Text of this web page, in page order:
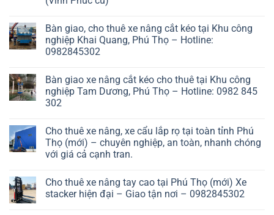
Bàn giao, cho thuê xe nâng cắt kéo tại Khu công
nghiệp Khai Quang, Phú Thọ – Hotline:
0982845302
Bàn giao xe nâng cắt kéo cho thuê tại Khu công
nghiệp Tam Dương, Phú Thọ – Hotline: 0982 845
302
Cho thuê xe nâng, xe cẩu lắp rọ tại toàn tỉnh Phú
Thọ (mới) – chuyên nghiệp, an toàn, nhanh chóng
với giá cả cạnh tran.
Cho thuê xe nâng tay cao tại Phú Thọ (mới) Xe
stacker hiện đại – Giao tận nơi – 0982845302